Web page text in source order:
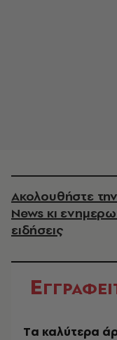
Ακολουθήστε
News κι
ειδήσεις
Ε
Tα καλύτερα